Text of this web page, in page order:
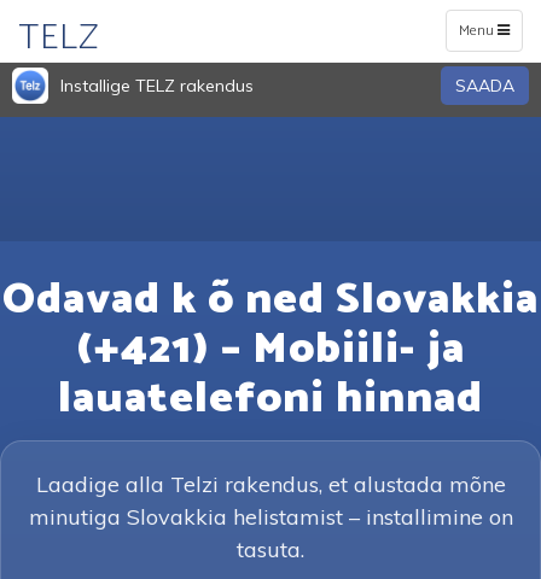
Toggle
navigation
Menu
TELZ
Installige TELZ rakendus SAADA
Odavad k õ ned Slovakkia
(+421) – Mobiili- ja
lauatelefoni hinnad
Laadige alla Telzi rakendus, et alustada mõne
minutiga Slovakkia helistamist – installimine on
tasuta.